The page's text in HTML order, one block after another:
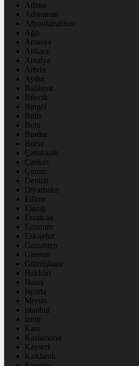
Adana
Adıyaman
Afyonkarahisar
Ağrı
Amasya
Ankara
Antalya
Artvin
Aydın
Balıkesir
Bilecik
Bingöl
Bitlis
Bolu
Burdur
Bursa
Çanakkale
Çankırı
Çorum
Denizli
Diyarbakır
Edirne
Elazığ
Erzincan
Erzurum
Eskişehir
Gaziantep
Giresun
Gümüşhane
Hakkâri
Hatay
Isparta
Mersin
istanbul
izmir
Kars
Kastamonu
Kayseri
Kırklareli